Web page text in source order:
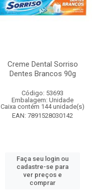
Creme Dental Sorriso
Dentes Brancos 90g
Código: 53693
Embalagem: Unidade
Caixa contém 144 unidade(s)
EAN: 7891528030142
Faça seu login ou
cadastre-se para
ver preços e
comprar